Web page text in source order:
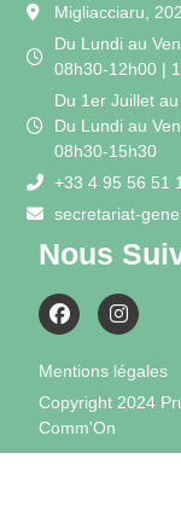
Migliacciaru,
Du Lundi au
08h30-12h00 |
Du 1er Juillet
Du Lundi au
08h30-15h30
+33 4 95 56 51
secretariat-
Nous
Mentions légales
Copyright 2024
Comm'On